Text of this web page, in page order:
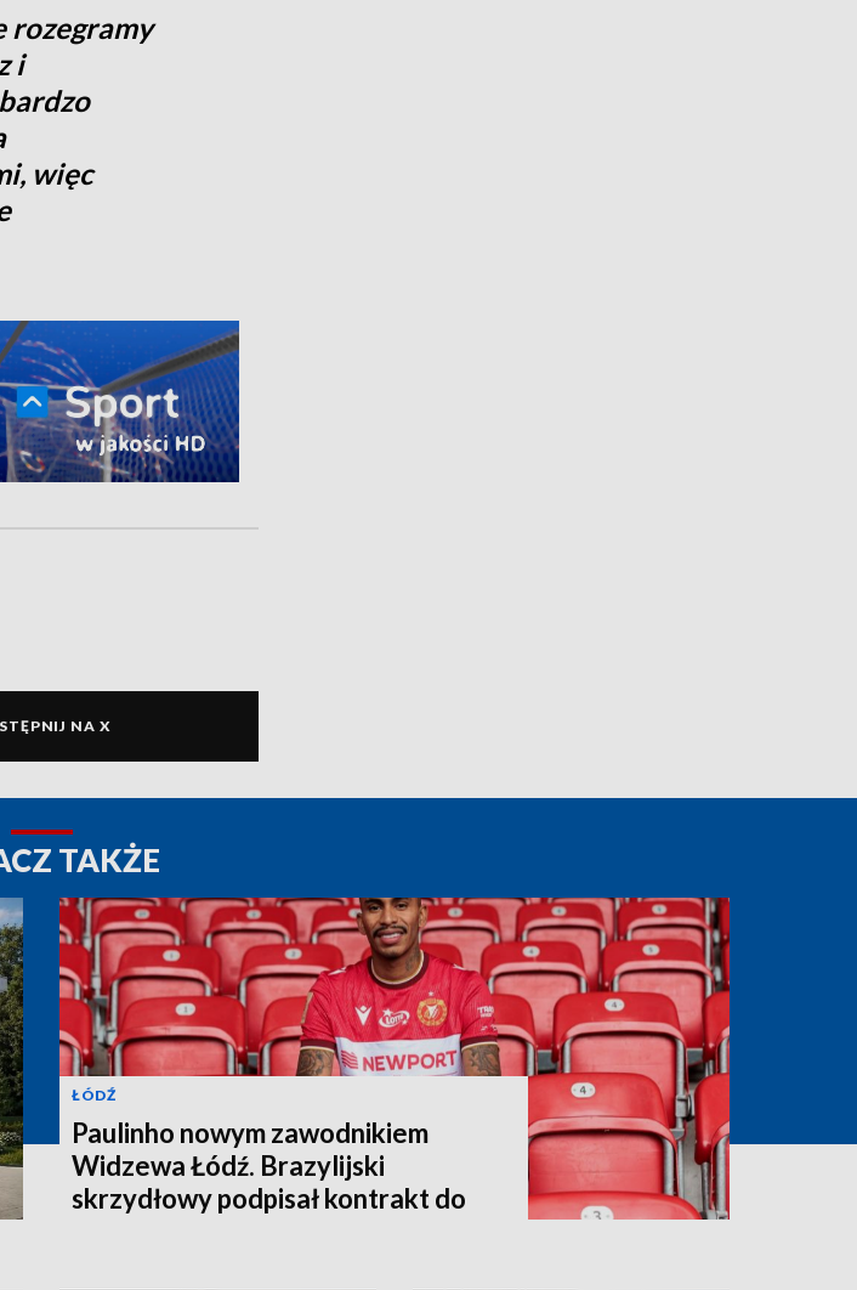
rozegramy
i
więc
NA X
TAKŻE
ŁÓDŹ
Paulinho nowym zawodnikiem
Widzewa Łódź. Brazylijski
skrzydłowy podpisał kontrakt do